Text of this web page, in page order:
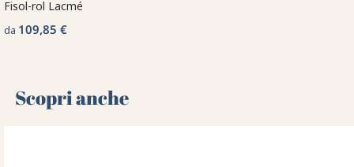
Fisol-rol Lacmé
da 109,85 €
Scopri anche 🌻